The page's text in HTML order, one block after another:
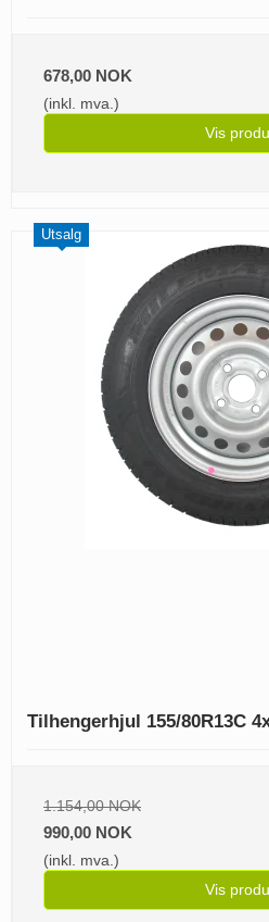
678,00 NOK
(inkl. mva.)
Vis
Utsalg
Tilhengerhjul 155/80R13C
1.154,00 NOK
990,00 NOK
(inkl. mva.)
Vis